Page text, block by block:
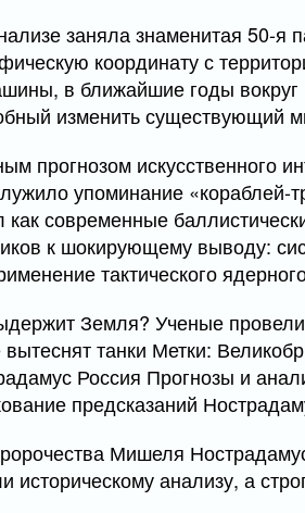
заняла знаменитая 50-я
координату с
в ближайшие годы
изменить существующий
прогнозом искусственного
упоминание «кораблей-
современные
к шокирующему выводу:
тактического
Земля? Ученые
танки Метки:
Россия Прогнозы и
предсказаний
Мишеля
историческому анализу, а